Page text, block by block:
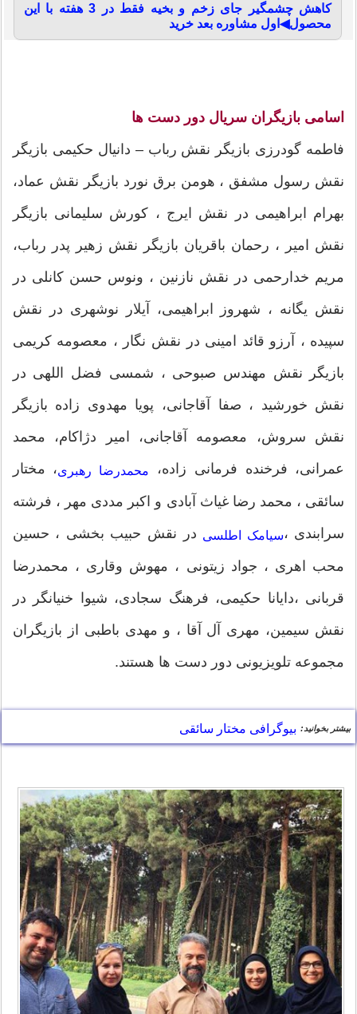
کاهش چشمگیر جای زخم و بخیه فقط در 3 هفته با این
محصول◀اول مشاوره بعد خرید
اسامی بازیگران سریال دور دست ها
فاطمه گودرزی بازیگر نقش رباب – دانیال حکیمی بازیگر
نقش رسول مشفق ، هومن برق نورد بازیگر نقش عماد،
بهرام ابراهیمی در نقش ایرج ، کورش سلیمانی بازیگر
نقش امیر ، رحمان باقریان بازیگر نقش زهیر پدر رباب،
مریم خدارحمی در نقش نازنین ، ونوس حسن کانلی در
نقش یگانه ، شهروز ابراهیمی، آیلار نوشهری در نقش
سپیده ، آرزو قائد امینی در نقش نگار ، معصومه کریمی
بازیگر نقش مهندس صبوحی ، شمسی فضل اللهی در
نقش خورشید ، صفا آقاجانی، پویا مهدوی زاده بازیگر
نقش سروش، معصومه آقاجانی، امیر دژاکام، محمد
عمرانی، فرخنده فرمانی زاده،
محمدرضا رهبری، مختار
سائقی ، محمد رضا غیاث آبادی و اکبر مددی مهر ، فرشته
سرابندی ،سیامک اطلسی در نقش حبیب بخشی ، حسین
محب اهری ، جواد زیتونی ، مهوش وقاری ، محمدرضا
قربانی ،دایانا حکیمی، فرهنگ سجادی، شیوا خنیانگر در
نقش سیمین، مهری آل آقا ، و مهدی باطبی از بازیگران
مجموعه تلویزیونی دور دست ها هستند.
بیشتر بخوانید: بیوگرافی مختار سائقی